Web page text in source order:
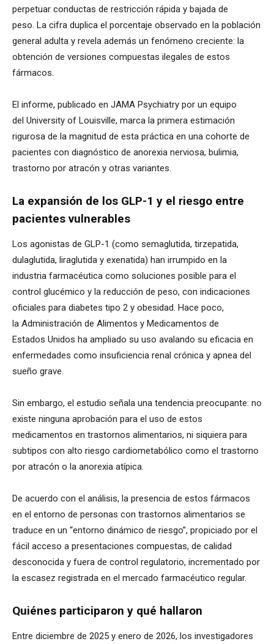
perpetuar conductas de restricción rápida y bajada de
peso. La cifra duplica el porcentaje observado en la población
general adulta y revela además un fenómeno creciente: la
obtención de versiones compuestas ilegales de estos
fármacos.
El informe, publicado en JAMA Psychiatry por un equipo
del University of Louisville, marca la primera estimación
rigurosa de la magnitud de esta práctica en una cohorte de
pacientes con diagnóstico de anorexia nerviosa, bulimia,
trastorno por atracón y otras variantes.
La expansión de los GLP-1 y el riesgo entre
pacientes vulnerables
Los agonistas de GLP-1 (como semaglutida, tirzepatida,
dulaglutida, liraglutida y exenatida) han irrumpido en la
industria farmacéutica como soluciones posible para el
control glucémico y la reducción de peso, con indicaciones
oficiales para diabetes tipo 2 y obesidad. Hace poco,
la Administración de Alimentos y Medicamentos de
Estados Unidos ha ampliado su uso avalando su eficacia en
enfermedades como insuficiencia renal crónica y apnea del
sueño grave.
Sin embargo, el estudio señala una tendencia preocupante: no
existe ninguna aprobación para el uso de estos
medicamentos en trastornos alimentarios, ni siquiera para
subtipos con alto riesgo cardiometabólico como el trastorno
por atracón o la anorexia atípica.
De acuerdo con el análisis, la presencia de estos fármacos
en el entorno de personas con trastornos alimentarios se
traduce en un “entorno dinámico de riesgo”, propiciado por el
fácil acceso a presentaciones compuestas, de calidad
desconocida y fuera de control regulatorio, incrementado por
la escasez registrada en el mercado farmacéutico regular.
Quiénes participaron y qué hallaron
Entre diciembre de 2025 y enero de 2026, los investigadores